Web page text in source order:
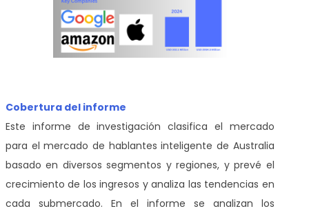
Cobertura del informe
Este informe de investigación clasifica el mercado
para el mercado de hablantes inteligente de Australia
basado en diversos segmentos y regiones, y prevé el
crecimiento de los ingresos y analiza las tendencias en
cada submercado. En el informe se analizan los